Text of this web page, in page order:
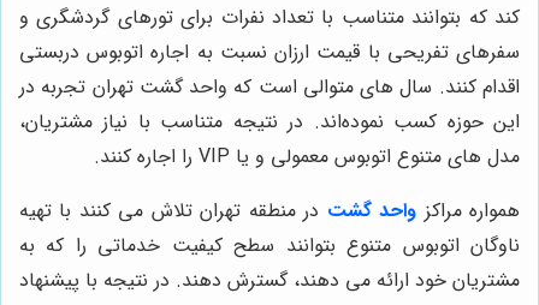
کند که بتوانند متناسب با تعداد نفرات برای تورهای گردشگری و
سفرهای تفریحی با قیمت ارزان نسبت به اجاره اتوبوس دربستی
اقدام کنند. سال های متوالی است که واحد گشت تهران تجربه در
این حوزه کسب نموده‌اند. در نتیجه متناسب با نیاز مشتریان،
مدل های متنوع اتوبوس معمولی و یا VIP را اجاره کنند.
همواره مراکز واحد گشت در منطقه تهران تلاش می کنند با تهیه
ناوگان اتوبوس متنوع بتوانند سطح کیفیت خدماتی را که به
مشتریان خود ارائه می دهند، گسترش دهند. در نتیجه با پیشنهاد